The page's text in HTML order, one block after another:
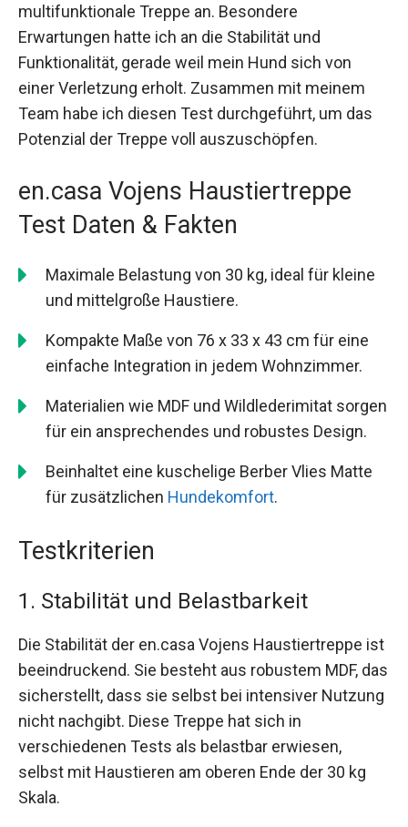
multifunktionale Treppe an. Besondere
Erwartungen hatte ich an die Stabilität und
Funktionalität, gerade weil mein Hund sich von
einer Verletzung erholt. Zusammen mit meinem
Team habe ich diesen Test durchgeführt, um das
Potenzial der Treppe voll auszuschöpfen.
en.casa Vojens Haustiertreppe
Test Daten & Fakten
Maximale Belastung von 30 kg, ideal für kleine
und mittelgroße Haustiere.
Kompakte Maße von 76 x 33 x 43 cm für eine
einfache Integration in jedem Wohnzimmer.
Materialien wie MDF und Wildlederimitat sorgen
für ein ansprechendes und robustes Design.
Beinhaltet eine kuschelige Berber Vlies Matte
für zusätzlichen Hundekomfort.
Testkriterien
1. Stabilität und Belastbarkeit
Die Stabilität der en.casa Vojens Haustiertreppe ist
beeindruckend. Sie besteht aus robustem MDF, das
sicherstellt, dass sie selbst bei intensiver Nutzung
nicht nachgibt. Diese Treppe hat sich in
verschiedenen Tests als belastbar erwiesen,
selbst mit Haustieren am oberen Ende der 30 kg
Skala.